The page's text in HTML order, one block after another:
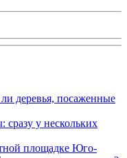
деревья, посаженные
сразу у нескольких
площадке Юго-